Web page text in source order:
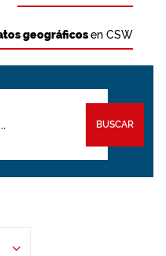
geográficosen CSW
BUSCAR